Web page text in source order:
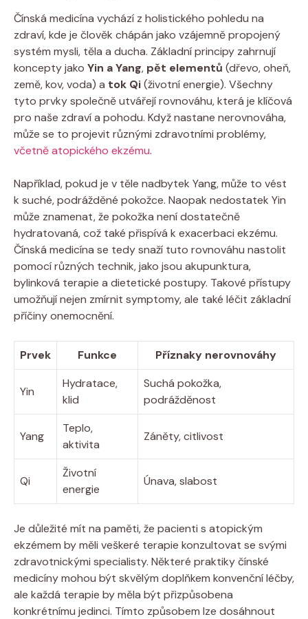
Čínská medicína vychází z ⁢holistického ⁤pohledu na
zdraví, kde je člověk​ chápán jako vzájemně propojený
systém mysli, těla a ducha. Základní ​principy ‌zahrnují
koncepty jako Yin a Yang, pět elementů (dřevo, oheň,
země, kov, voda) a tok Qi(životní energie). Všechny
tyto⁢ prvky společně utvářejí rovnováhu, ⁢která je klíčová
pro naše zdraví⁤ a pohodu. Když nastane nerovnováha,
může⁣ se to ⁤projevit různými zdravotními problémy,
včetně atopického ekzému.
Například, pokud je⁣ v těle nadbytek Yang, může to⁣ vést
k suché, podrážděné pokožce. Naopak nedostatek Yin
může znamenat,⁤ že pokožka není dostatečně
hydratovaná, což také přispívá k exacerbaci ekzému.
Čínská medicína se tedy ⁢snaží tuto rovnováhu nastolit‍
pomocí různých technik, jako jsou‍ akupunktura,​
bylinková terapie⁤ a dietetické postupy. Takové ‍přístupy‌
umožňují⁤ nejen zmírnit symptomy, ale také​ léčit základní
příčiny onemocnění.
Prvek Funkce Příznaky nerovnováhy
Yin
Hydratace,
klid
Suchá pokožka,‍
podrážděnost
Yang
Teplo,
aktivita
Záněty, citlivost
Qi
Životní
energie
Únava, slabost
Je⁣ důležité ⁢mít na paměti, že pacienti s atopickým
ekzémem by‌ měli veškeré ‌terapie konzultovat se ⁤svými
zdravotnickými⁣ specialisty. Některé praktiky ‌čínské
medicíny ⁢mohou být skvělým doplňkem konvenční léčby,
ale každá⁢ terapie by měla ​být přizpůsobena
‌konkrétnímu jedinci. Tímto způsobem lze dosáhnout